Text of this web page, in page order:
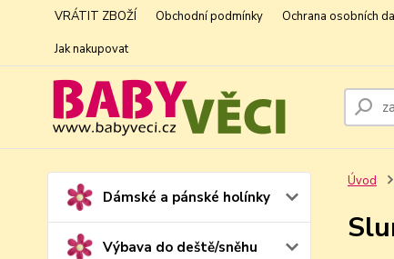
VRÁTIT ZBOŽÍ Obchodní podmínky Ochrana osobních
Jak nakupovat
Dámské a pánské holínky
Výbava do deště/sněhu
Úvod